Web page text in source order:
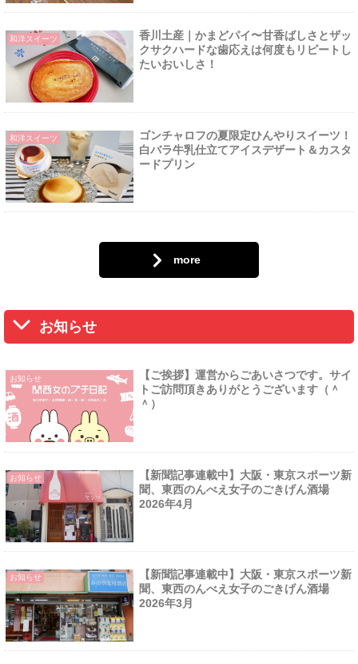
和洋スイーツ
香川土産｜かまどパイ〜甘香ばしさとザッ
クサクハードな歯応えは何度もリピートし
たいおいしさ！
和洋スイーツ
ゴンチャロフの夏限定ひんやりスイーツ！
白バラ牛乳仕立てアイスデザート＆カスタ
ードプリン
more
お知らせ
お知らせ
【ご挨拶】運営からごあいさつです。サイ
トご訪問頂きありがとうございます（＾
＾）
お知らせ
【新聞記事連載中】大阪・東京スポーツ新
聞、東西のんべえ女子のごきげん酒場
2026年4月
お知らせ
【新聞記事連載中】大阪・東京スポーツ新
聞、東西のんべえ女子のごきげん酒場
2026年3月